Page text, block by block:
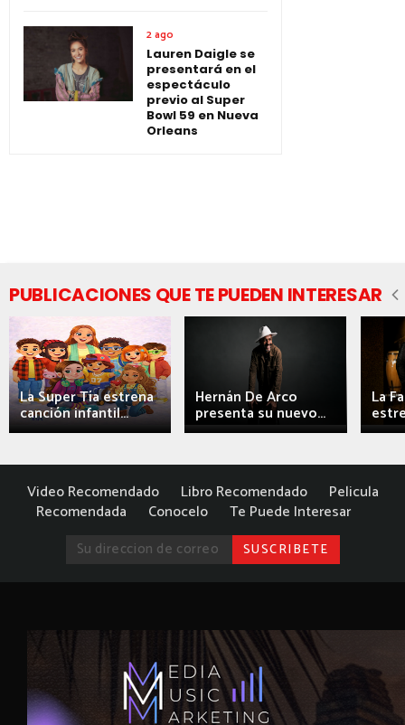
2 ago
Lauren Daigle se
presentará en el
espectáculo
previo al Super
Bowl 59 en Nueva
Orleans
PUBLICACIONES QUE TE PUEDEN INTERESAR
La Super Tía estrena
canción infantil...
Hernán De Arco
presenta su nuevo...
La
Video Recomendado Libro Recomendado
Pelicula
Recomendada
Conocelo Te Puede Interesar